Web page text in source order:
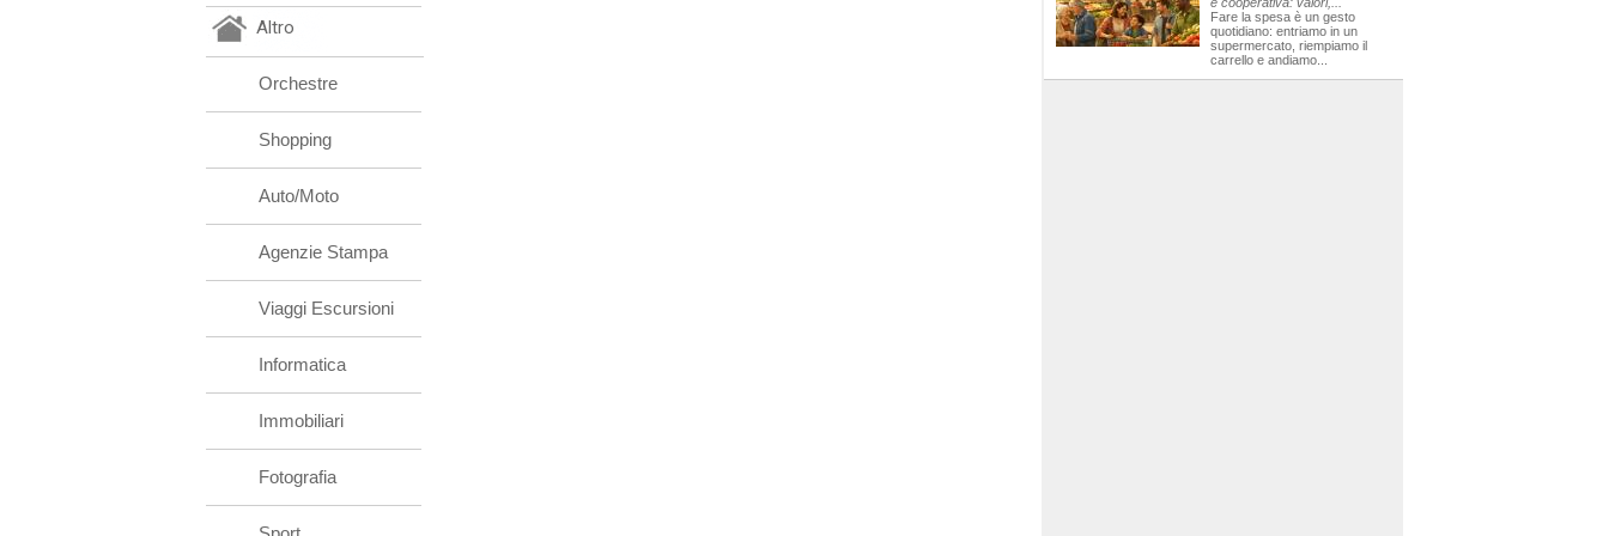
Altro
Orchestre
Shopping
Auto/Moto
Agenzie Stampa
Viaggi Escursioni
Informatica
Immobiliari
Fotografia
Fare la spesa è un gesto
quotidiano: entriamo in un
supermercato, riempiamo il
carrello e andiamo...